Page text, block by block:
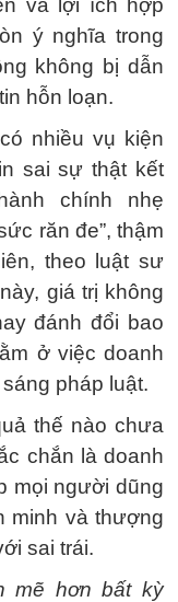
và lợi ích hợp
ý nghĩa trong
không bị dẫn
hỗn loạn.
nhiều vụ kiện
sai sự thật kết
chính nhẹ
răn đe”, thậm
theo luật sư
giá trị không
đánh đổi bao
ở việc doanh
pháp luật.
thế nào chưa
chắn là doanh
mọi người dũng
minh và thượng
sai trái.
mẽ hơn bất kỳ